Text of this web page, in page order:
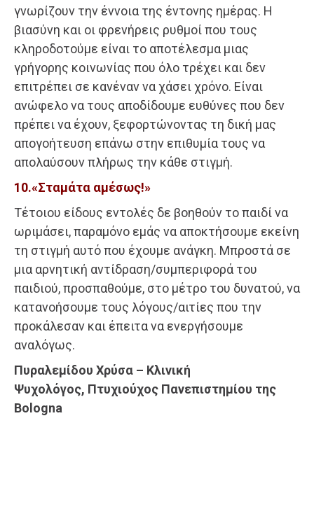
γνωρίζουν την έννοια της έντονης ημέρας. Η
βιασύνη και οι φρενήρεις ρυθμοί που τους
κληροδοτούμε είναι το αποτέλεσμα μιας
γρήγορης κοινωνίας που όλο τρέχει και δεν
επιτρέπει σε κανέναν να χάσει χρόνο. Είναι
ανώφελο να τους αποδίδουμε ευθύνες που δεν
πρέπει να έχουν, ξεφορτώνοντας τη δική μας
απογοήτευση επάνω στην επιθυμία τους να
απολαύσουν πλήρως την κάθε στιγμή.
10.«Σταμάτα αμέσως!»
Τέτοιου είδους εντολές δε βοηθούν το παιδί να
ωριμάσει, παραμόνο εμάς να αποκτήσουμε εκείνη
τη στιγμή αυτό που έχουμε ανάγκη. Μπροστά σε
μια αρνητική αντίδραση/συμπεριφορά του
παιδιού, προσπαθούμε, στο μέτρο του δυνατού, να
κατανοήσουμε τους λόγους/αιτίες που την
προκάλεσαν και έπειτα να ενεργήσουμε
αναλόγως.
Πυραλεμίδου Χρύσα – Κλινική
Ψυχολόγος, Πτυχιούχος Πανεπιστημίου της
Bologna